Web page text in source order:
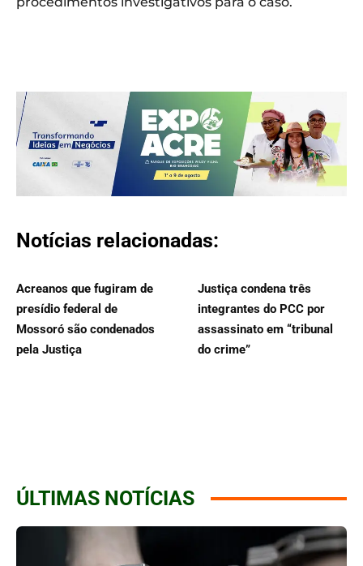
Notícias relacionadas:
Acreanos que fugiram de
presídio federal de
Mossoró são condenados
pela Justiça
Justiça condena três
integrantes do PCC por
assassinato em “tribunal
do crime”
ÚLTIMAS NOTÍCIAS